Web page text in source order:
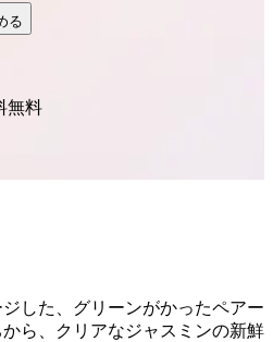
る
無料
した、グリーンがかったペアー
ら、クリアなジャスミンの新鮮